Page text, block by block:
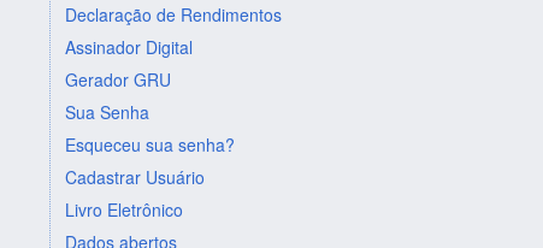
Declaração de Rendimentos
Assinador Digital
Gerador GRU
Sua Senha
Esqueceu sua senha?
Cadastrar Usuário
Livro Eletrônico
Dados abertos